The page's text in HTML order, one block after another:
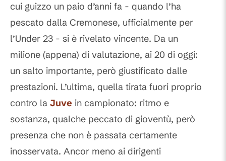
cui guizzo un paio d’anni fa - quando l’ha
pescato dalla Cremonese, ufficialmente per
l’Under 23 - si è rivelato vincente. Da un
milione (appena) di valutazione, ai 20 di oggi:
un salto importante, però giustificato dalle
prestazioni. L’ultima, quella tirata fuori proprio
contro la Juve in campionato: ritmo e
sostanza, qualche peccato di gioventù, però
presenza che non è passata certamente
inosservata. Ancor meno ai dirigenti